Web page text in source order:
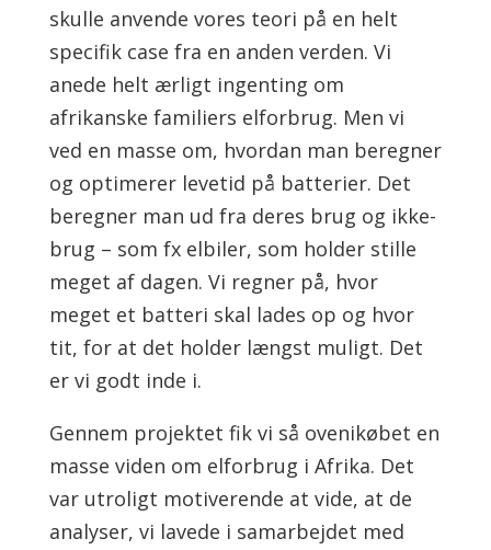
skulle anvende vores teori på en helt
specifik case fra en anden verden. Vi
anede helt ærligt ingenting om
afrikanske familiers elforbrug. Men vi
ved en masse om, hvordan man beregner
og optimerer levetid på batterier. Det
beregner man ud fra deres brug og ikke-
brug – som fx elbiler, som holder stille
meget af dagen. Vi regner på, hvor
meget et batteri skal lades op og hvor
tit, for at det holder længst muligt. Det
er vi godt inde i.
Gennem projektet fik vi så ovenikøbet en
masse viden om elforbrug i Afrika. Det
var utroligt motiverende at vide, at de
analyser, vi lavede i samarbejdet med